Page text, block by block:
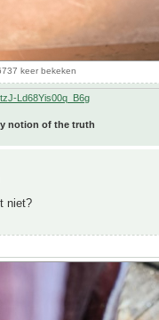
keer bekeken
Ld68Yis00q_B6g
notion of the truth
niet?